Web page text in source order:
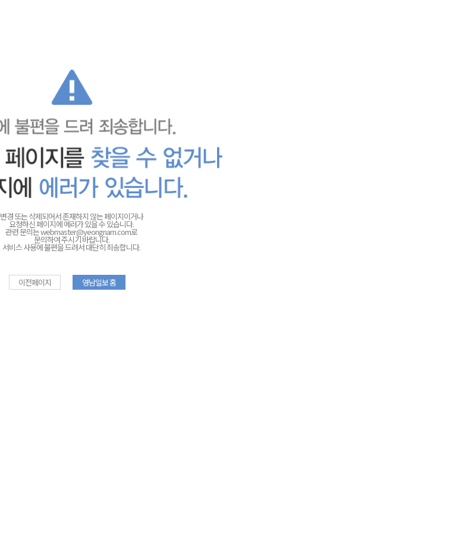
변경 또는 삭제되어서 존재하지 않는 페이지이거나
요청하신 페이지에 에러가 있을 수 있습니다.
관련 문의는webmaster@yeongnam.com로
문의하여 주시기 바랍니다.
서비스 사용에 불편을 드려서 대단히 죄송합니다.
이전페이지 영남일보 홈